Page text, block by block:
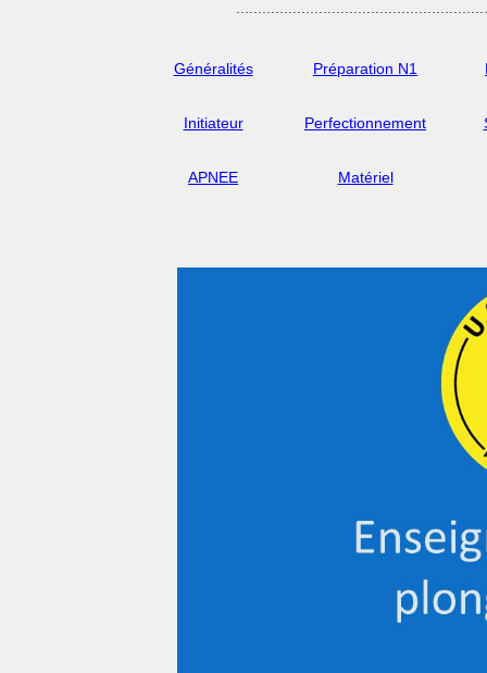
Généralités Préparation N1
Initiateur Perfectionnement
APNEE Matériel